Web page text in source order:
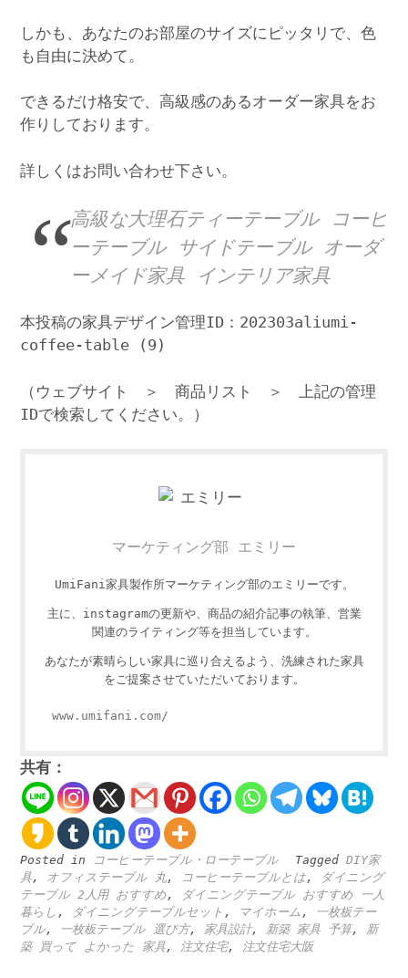
しかも、あなたのお部屋のサイズにピッタリで、色
も自由に決めて。
できるだけ格安で、高級感のあるオーダー家具をお
作りしております。
詳しくはお問い合わせ下さい。
高級な大理石ティーテーブル コーヒ
ーテーブル サイドテーブル オーダ
ーメイド家具 インテリア家具
本投稿の家具デザイン管理ID：202303aliumi-
coffee-table (9)
（ウェブサイト ＞ 商品リスト ＞ 上記の管理
IDで検索してください。）
マーケティング部 エミリー
UmiFani家具製作所マーケティング部のエミリーです。
主に、instagramの更新や、商品の紹介記事の執筆、営業
関連のライティング等を担当しています。
あなたが素晴らしい家具に巡り合えるよう、洗練された家具
をご提案させていただいております。
www.umifani.com/
共有：
Posted in コーヒーテーブル・ローテーブル Tagged DIY家
具, オフィステーブル 丸, コーヒーテーブルとは,
ダイニング
テーブル 2人用 おすすめ,
ダイニングテーブル おすすめ 一人
暮らし , ダイニングテーブルセット , マイホーム ,
一枚板テー
ブル, 一枚板テーブル 選び方, 家具設計, 新築 家具 予算, 新
築 買って よかった 家具, 注文住宅, 注文住宅大阪